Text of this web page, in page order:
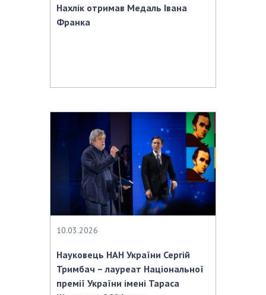
Нахлік отримав Медаль Івана
Франка
10.03.2026
Науковець НАН України Сергій
Тримбач – лауреат Національної
премії України імені Тараса